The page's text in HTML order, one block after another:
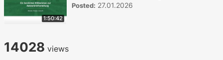
1:50:42
Posted: 27.01.2026
14028 views